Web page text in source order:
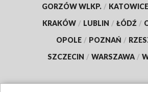
GORZÓW WLKP. / KATOWICE
KRAKÓW / LUBLIN / ŁÓDŹ /
OPOLE / POZNAŃ /
SZCZECIN / WARSZAWA /